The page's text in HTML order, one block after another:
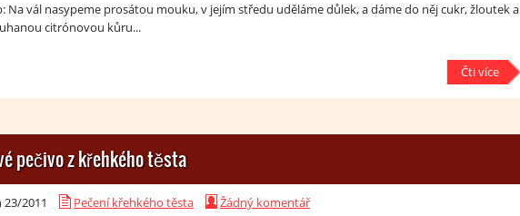
Na vál nasypeme prosátou mouku, v jejím středu uděláme důlek, a dáme do něj cukr, žloutek a
citrónovou kůru...
Čti více
pečivo z křehkého těsta
23/2011 Pečení křehkého těsta
Žádný komentář